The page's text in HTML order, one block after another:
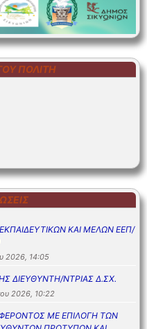
ΠΟΛΊΤΗ
ΚΑΙ ΜΕΛΩΝ ΕΕΠ/
2026, 14:05
ΔΙΕΥΘΥΝΤΗ/ΝΤΡΙΑΣ Δ.ΣΧ.
2026, 10:22
ΜΕ ΕΠΙΛΟΓΗ ΤΩΝ